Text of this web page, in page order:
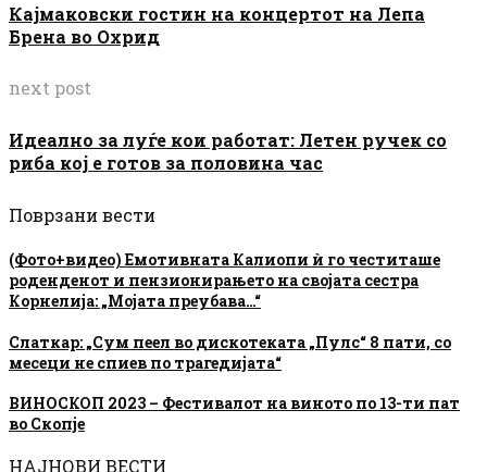
Кајмаковски гостин на концертот на Лепа
Брена во Охрид
next post
Идеално за луѓе кои работат: Летен ручек со
риба кој е готов за половина час
Поврзани вести
(Фото+видео) Емотивната Калиопи ѝ го честиташе
роденденот и пензионирањето на својата сестра
Корнелија: „Мојата преубава…“
Слаткар: „Сум пеел во дискотеката „Пулс“ 8 пати, со
месеци не спиев по трагедијата“
ВИНОСКОП 2023 – Фестивалот на виното по 13-ти пат
во Скопје
НАЈНОВИ ВЕСТИ